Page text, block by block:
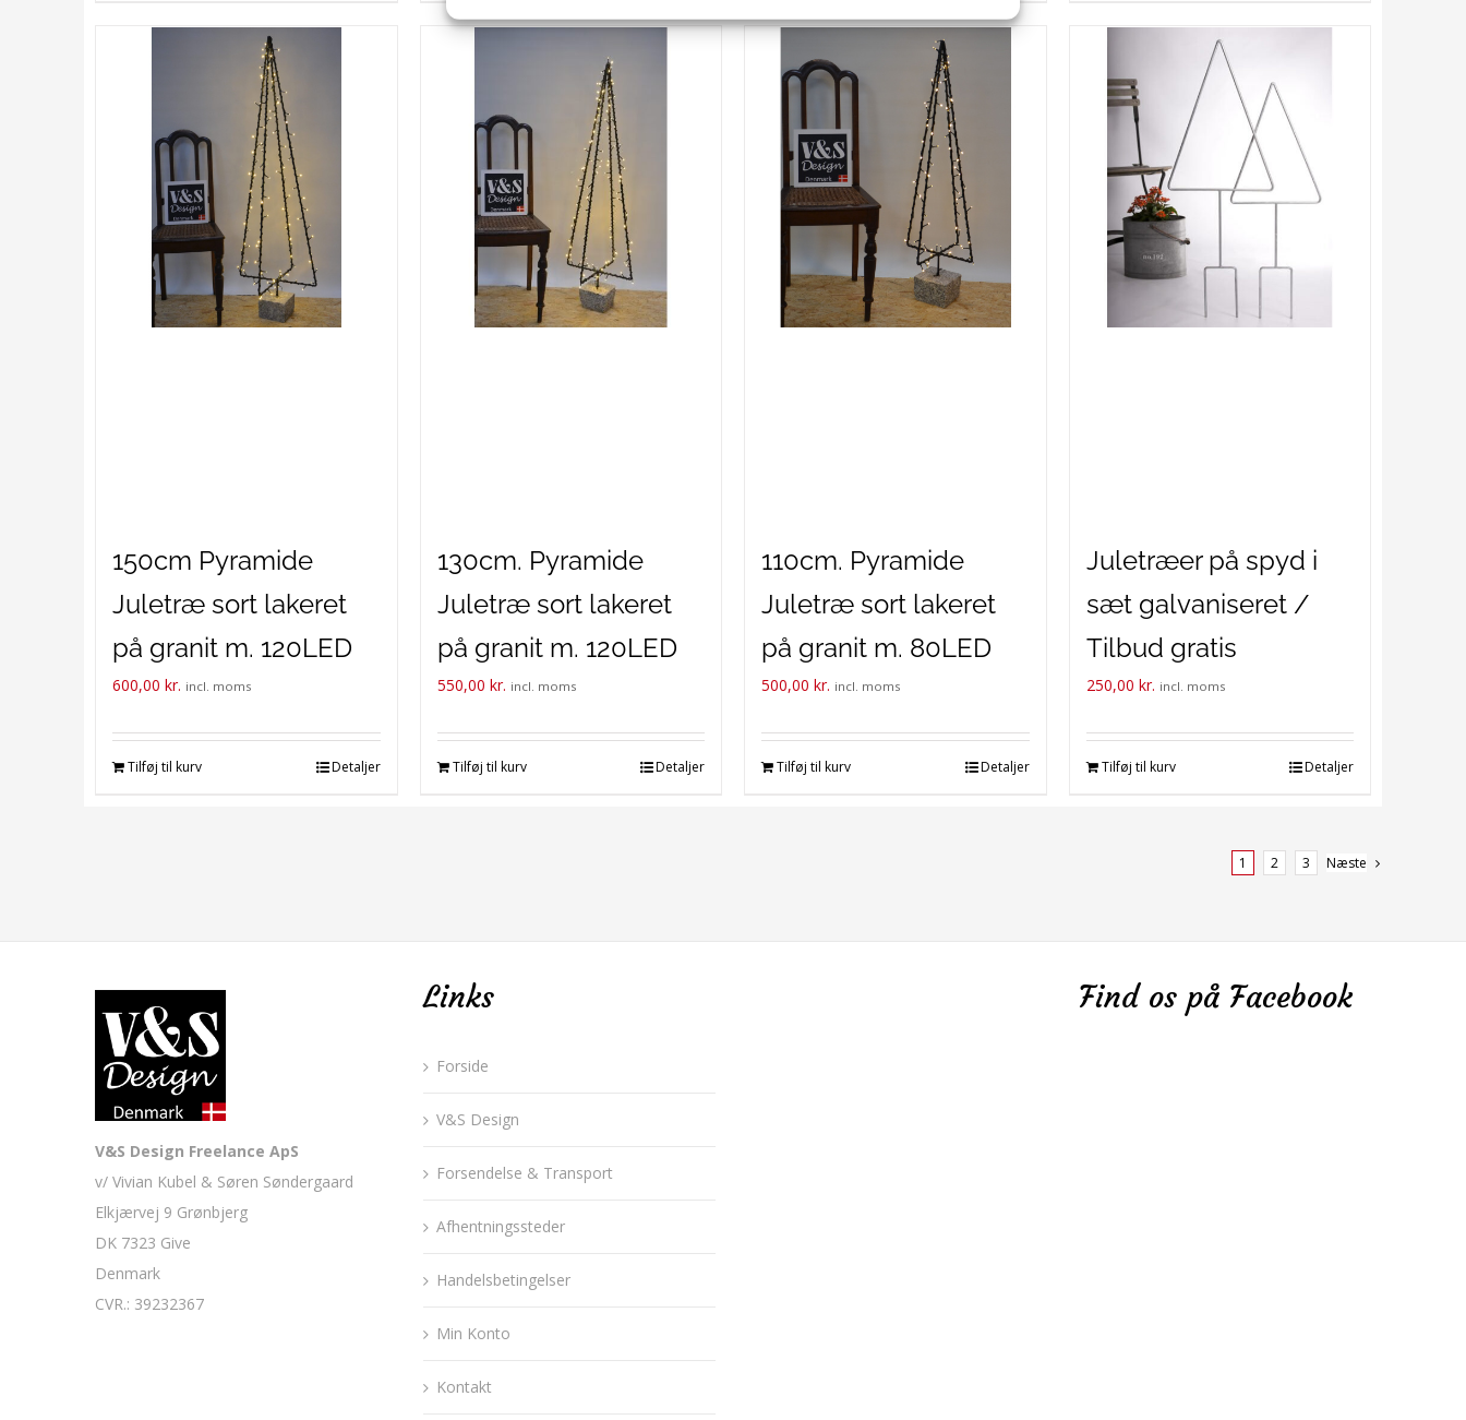
150cm Pyramide
Juletræ sort lakeret
på granit m. 120LED
lyskæde
600,00 kr. incl. moms
Tilføj til kurv Detaljer
130cm. Pyramide
Juletræ sort lakeret
på granit m. 120LED
lyskæde
550,00 kr. incl. moms
Tilføj til kurv Detaljer
110cm. Pyramide
Juletræ sort lakeret
på granit m. 80LED
lyskæde.
500,00 kr. incl. moms
Tilføj til kurv Detaljer
Juletræer på spyd i
sæt galvaniseret /
Tilbud gratis
forsendelse i DK.
250,00 kr. incl. moms
Tilføj til kurv Detaljer
1 2 3 Næste
V&S Design Freelance ApS
v/ Vivian Kubel & Søren Søndergaard
Elkjærvej 9 Grønbjerg
DK 7323 Give
Denmark
CVR.: 39232367
Links
Forside
V&S Design
Forsendelse & Transport
Afhentningssteder
Handelsbetingelser
Min Konto
Kontakt
Find os på Facebook